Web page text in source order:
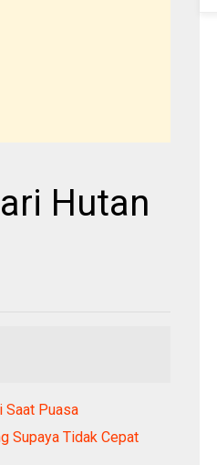
Hutan
Saat Puasa
Supaya Tidak Cepat